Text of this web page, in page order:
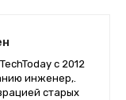
с 2012
инженер,.
старых